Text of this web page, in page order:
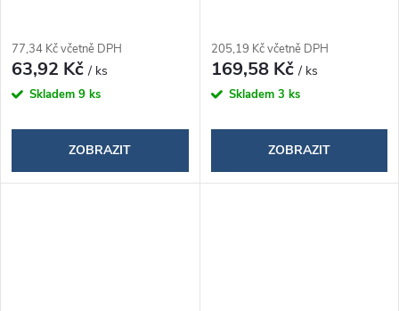
77,34 Kč včetně DPH
63,92 Kč/ ks
Skladem 9 ks
ZOBRAZIT
205,19 Kč včetně DPH
169,58 Kč/ ks
Skladem 3 ks
ZOBRAZIT